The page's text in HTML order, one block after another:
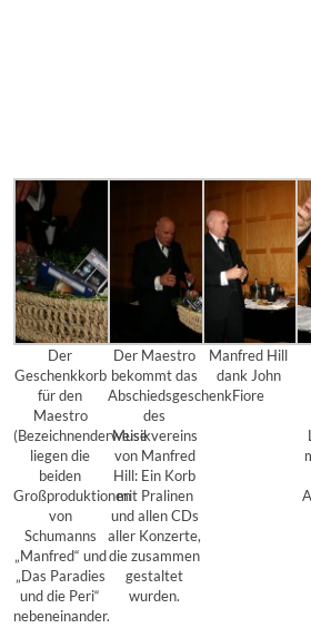
Der
Geschenkkorb
für den
Maestro
(Bezeichnenderweise
liegen die
beiden
Großproduktionen
von
Schumanns
„Manfred“ und
„Das Paradies
und die Peri“
nebeneinander.
Der Maestro
bekommt das
Abschiedsgeschenk
des
Musikvereins
von Manfred
Hill: Ein Korb
mit Pralinen
und allen CDs
aller Konzerte,
die zusammen
gestaltet
wurden.
Manfred Hill
dank John
Fiore